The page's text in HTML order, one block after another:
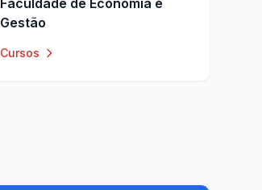
Faculdade de Economia e
Gestão
Cursos